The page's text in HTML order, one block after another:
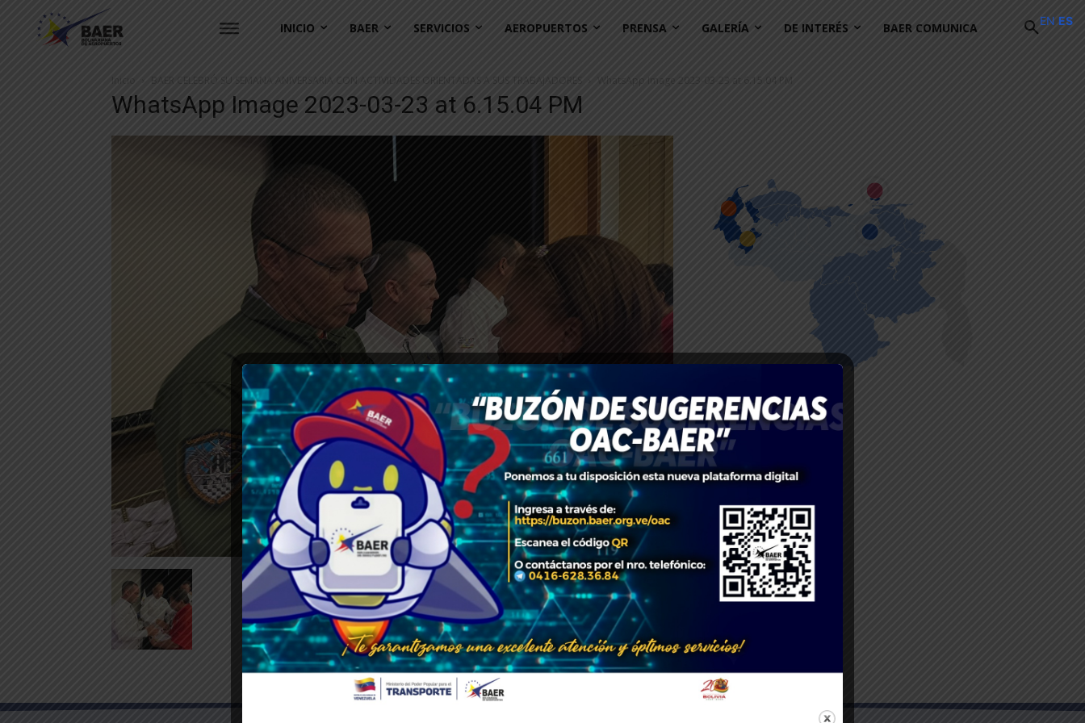
INICIO BAER SERVICIOS AEROPUERTOS PRENSA GALERÍA DE INTERÉS BAER COMUNICA
Inicio BAER CELEBRÓ SU SEMANA ANIVERSARIA CON ACTIVIDADES ORIENTADAS A SUS TRABAJADORES WhatsApp Image 2023-03-23 at 6.15.04 PM
WhatsApp Image 2023-03-23 at 6.15.04 PM
EN ES